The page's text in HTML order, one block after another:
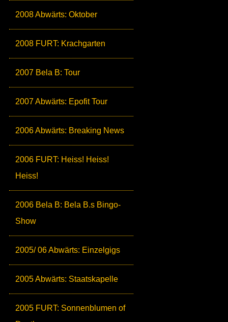
2008 Abwärts: Oktober
2008 FURT: Krachgarten
2007 Bela B: Tour
2007 Abwärts: Epofit Tour
2006 Abwärts: Breaking News
2006 FURT: Heiss! Heiss!
Heiss!
2006 Bela B: Bela B.s Bingo-
Show
2005/ 06 Abwärts: Einzelgigs
2005 Abwärts: Staatskapelle
2005 FURT: Sonnenblumen of